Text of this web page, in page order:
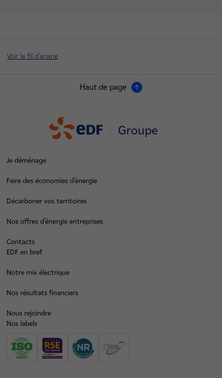
Voir le fil d'ariane
Haut de page
Groupe
Je déménage
Faire des économies d’énergie
Décarboner vos territoires
Nos offres d’énergie entreprises
Contacts
EDF en bref
Notre mix électrique
Nos résultats financiers
Nous rejoindre
Nos labels